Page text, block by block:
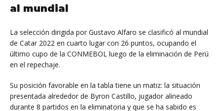
al mundial
La selección dirigida por Gustavo Alfaro se clasificó al mundial
de Catar 2022 en cuarto lugar con 26 puntos, ocupando el
último cupo de la CONMEBOL luego de la eliminación de Perú
en el repechaje.
Su posición favorable en la tabla tiene un matiz: la situación
presentada alrededor de Byron Castillo, jugador alineado
durante 8 partidos en la eliminatoria y que se ha sabido es